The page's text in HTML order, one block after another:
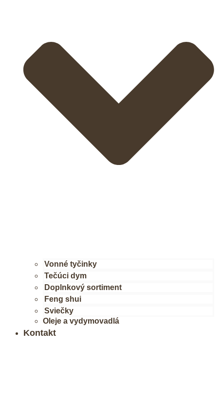
Vonné tyčinky
Tečúci dym
Doplnkový sortiment
Feng shui
Sviečky
Oleje a vydymovadlá
Kontakt